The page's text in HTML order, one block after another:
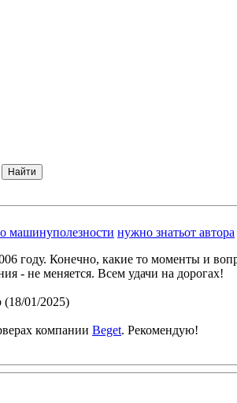
машинуполезности нужно знатьот автора
году. Конечно, какие то моменты и
- не меняется. Всем удачи на дорогах!
01/2025)
компании Beget. Рекомендую!